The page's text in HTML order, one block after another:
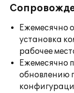
Ежемесячно
установка
рабочее
Ежемесячно
обновлению